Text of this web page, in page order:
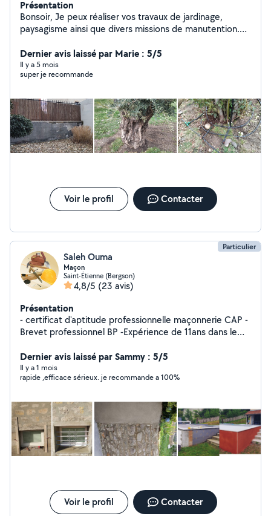
Présentation
Bonsoir, Je peux réaliser vos travaux de jardinage,
paysagisme ainsi que divers missions de manutention.
Dernier avis laissé par Marie : 5/5
Il y a 5 mois
super je recommande
Voir le profil Contacter
Particulier
Saleh Ouma
Maçon
Saint-Étienne (Bergson)
4,8/5 (23 avis)
Présentation
- certificat d'aptitude professionnelle maçonnerie CAP -
Brevet professionnel BP -Expérience de 11ans dans le
maçonnerie Je reste à votre disposition pour tout
renseignement
Dernier avis laissé par Sammy : 5/5
Il y a 1 mois
rapide ,efficace sérieux. je recommande a 100%
Voir le profil Contacter